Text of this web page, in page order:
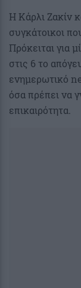
Η Κάρλι Ζακίν
συγκάτοικοι
Πρόκειται για
στις 6 το
ενημερωτικό
όσα πρέπει να
επικαιρότητα.